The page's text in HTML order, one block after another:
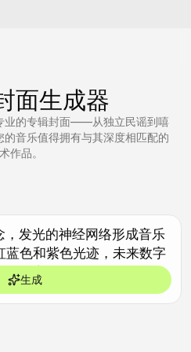
面生成器
业的专辑封面——从独立民谣到嘻
音乐值得拥有与其深度相匹配的
作品。
生成